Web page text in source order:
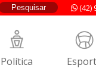
(42)
Política